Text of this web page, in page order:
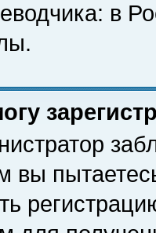
в
вы